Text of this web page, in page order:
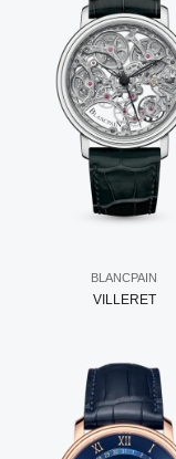
BLANCPAIN
VILLERET